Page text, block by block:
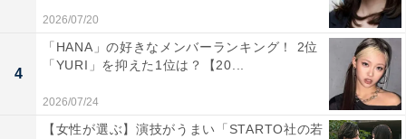
同じく2位は、奥多摩町にある関東最大級の規模を誇る
「日原鍾乳洞」です。年間を通じて洞内の温度が約11度
と一定に保たれているため、外気温が下がる冬場は逆に
温かく感じることもある不思議な空間。ライトアップさ
れた巨大なつらら状の石筍や石柱が作り出す造形美は、
2026/07/20
4
「HANA」の好きなメンバーランキング！ 2位
「YURI」を抑えた1位は？【20...
2026/07/24
【女性が選ぶ】演技がうまい「STARTO社の若